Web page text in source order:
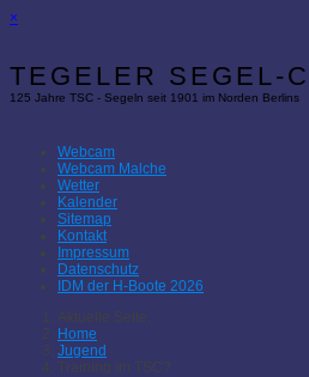
×
TEGELER SEGEL-
125 Jahre TSC - Segeln seit 1901 im Norden Berlins
Webcam
Webcam Malche
Wetter
Kalender
Sitemap
Kontakt
Impressum
Datenschutz
IDM der H-Boote 2026
Aktuelle Seite:
Home
Jugend
Training im TSC?